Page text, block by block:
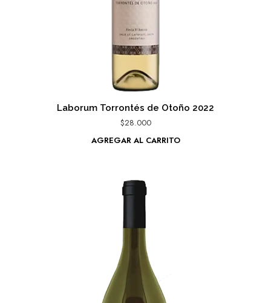
Laborum Torrontés de Otoño 2022
$28.000
AGREGAR AL CARRITO